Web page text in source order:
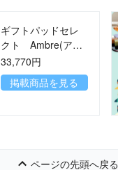
ギフトパッドセレ
クト Ambre(アン
ブル)コース
33,770円
掲載商品を見る
ページの先頭へ戻る